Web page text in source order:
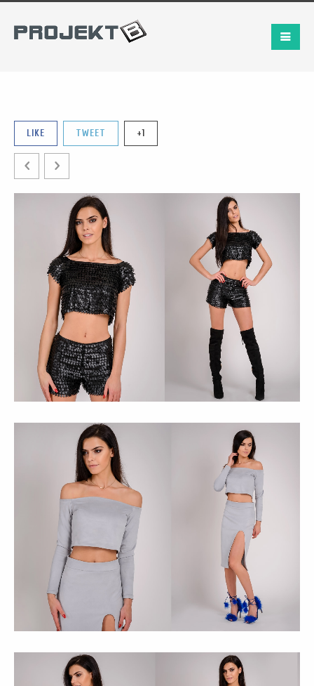
LIKE TWEET +1